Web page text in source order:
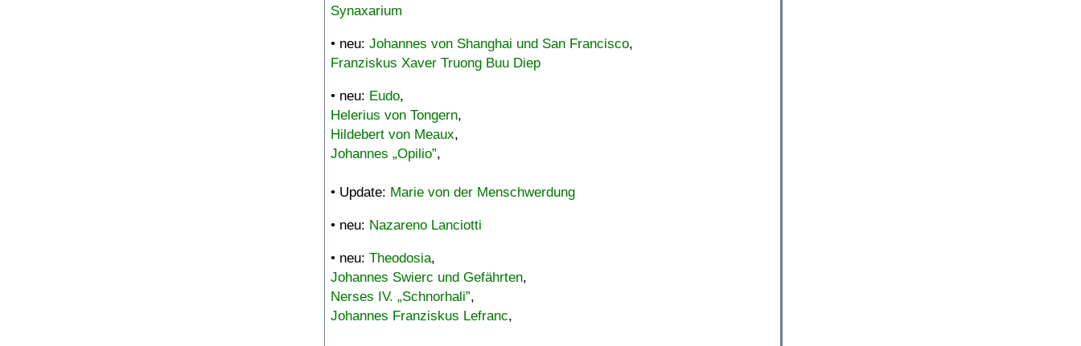
Synaxarium
• neu: Johannes von Shanghai und San Francisco,
Franziskus Xaver Truong Buu Diep
• neu: Eudo,
Helerius von Tongern,
Hildebert von Meaux,
Johannes „Opilio”,
• Update: Marie von der Menschwerdung
• neu: Nazareno Lanciotti
• neu: Theodosia,
Johannes Swierc und Gefährten,
Nerses IV. „Schnorhali”,
Johannes Franziskus Lefranc,